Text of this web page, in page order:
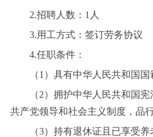
2.招聘人数：1人
3.用工方式：签订劳务协议
4.任职条件：
（1）具有中华人民共和国国
（2）拥护中华人民共和国
共产党领导和社会主义制度，品
（3）持有退休证且已享受